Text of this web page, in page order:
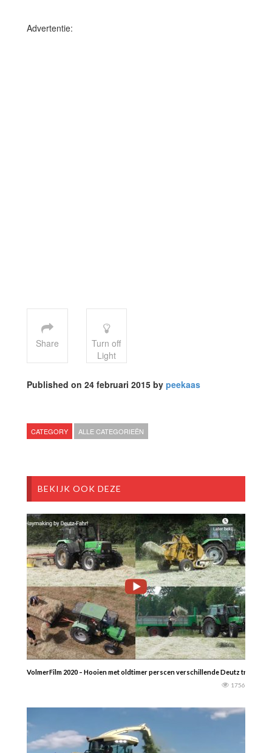
Advertentie:
Share
Turn off
Light
Published on 24 februari 2015 by peekaas
CATEGORY ALLE CATEGORIEËN
BEKIJK OOK DEZE
VolmerFilm 2020 – Hooien met oldtimer perscen verschillende Deutz
1756